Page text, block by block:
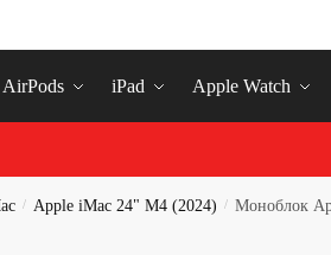
AirPods iPad Apple Watch
/ Apple iMac 24" M4 (2024) / Моноблок